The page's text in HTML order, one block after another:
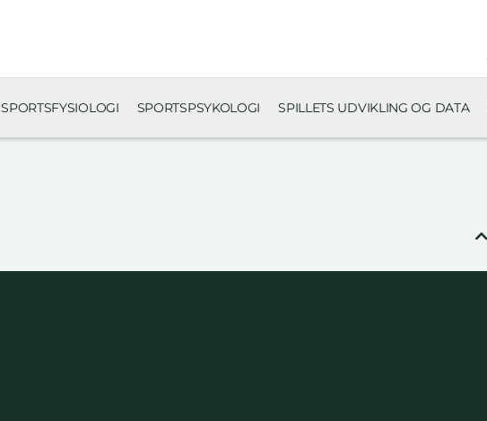
SPORTSFYSIOLOGI SPORTSPSYKOLOGI SPILLETS UDVIKLING OG DATA